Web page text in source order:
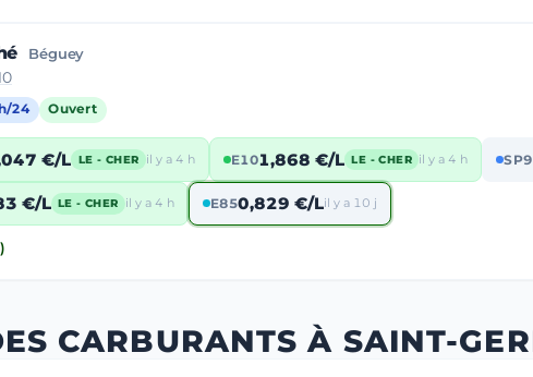
Béguey
24 Ouvert
€/L LE - CHER il y a 4 h E101,868 €/L LE - CHER il y a 4 h
€/L LE - CHER il y a 4 h E850,829 €/Lil y a 10 j
CARBURANTS À SAINT-